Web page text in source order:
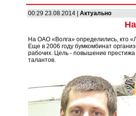
00:29 23.08.2014 | Актуально
На ОАО «Волга» определились, кто
Еще в 2006 году бумкомбинат
рабочих. Цель - повышение престижа
талантов.